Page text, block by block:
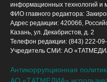
информационных технологий и
ФИО главного редактора:
Адрес редакции: 420066,
Казань, ул. Декабристов, д. 2
Телефон редакции: (843) 222-
Учредитель СМИ: АО
Антикоррупционная